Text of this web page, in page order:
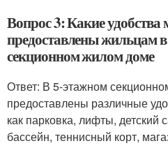
Вопрос 3: Какие удобства
предоставлены жильцам
секционном жилом доме
Ответ: В 5-этажном
предоставлены различные
как парковка, лифты, детский
бассейн, теннисный корт,